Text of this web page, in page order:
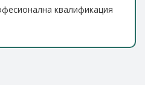
квалификация